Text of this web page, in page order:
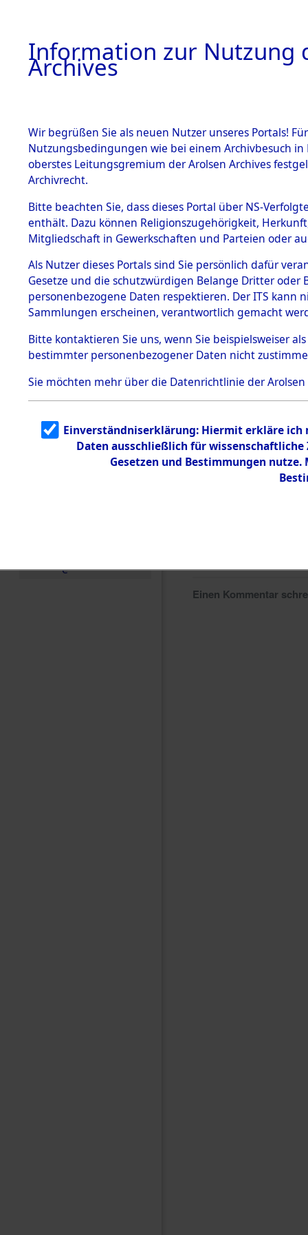
BESTÄNDE
1.
mente
5. Verschiedenes
5.3
Todesmärsche
5.3.1 Alliierte
Erhebungen
zu
Todesmärsch
en
5.3.2
g
5.3.3
Todesmärsch
e
Einen Kommentar
Information zur Nutzung
Archives
Wir begrüßen Sie als neuen Nutzer unseres Portals!
Nutzungsbedingungen wie bei einem Archivbesuch
oberstes Leitungsgremium der Arolsen Archives
Archivrecht.
Bitte beachten Sie, dass dieses Portal über NS-
enthält. Dazu können Religionszugehörigkeit,
Mitgliedschaft in Gewerkschaften und Parteien oder
Als Nutzer dieses Portals sind Sie persönlich dafür
Gesetze und die schutzwürdigen Belange Dritter
personenbezogene Daten respektieren. Der ITS
Sammlungen erscheinen, verantwortlich gemacht
Bitte kontaktieren Sie uns, wenn Sie beispielsweiser
bestimmter personenbezogener Daten nicht
Sie möchten mehr über die Datenrichtlinie der Arolsen
Einverständniserklärung: Hiermit erkläre ich
Daten ausschließlich für
Gesetzen und Bestimmungen